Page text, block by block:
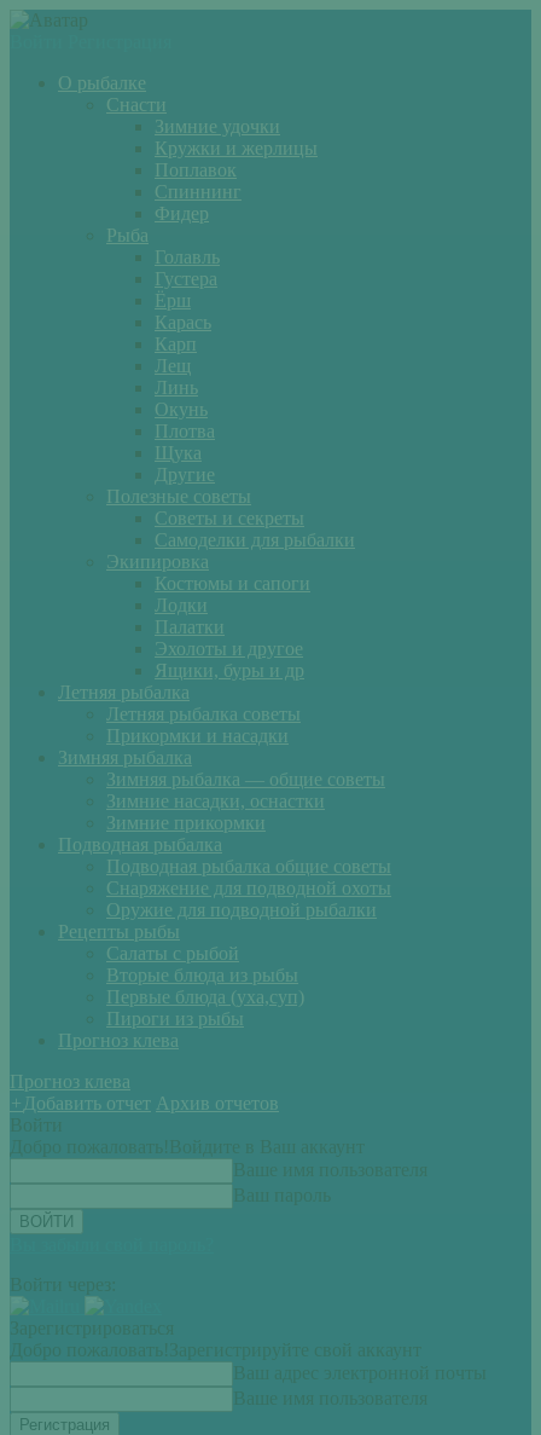
О рыбалке
Снасти
Зимние удочки
Кружки и жерлицы
Поплавок
Спиннинг
Фидер
Рыба
Голавль
Густера
Ёрш
Карась
Карп
Лещ
Линь
Окунь
Плотва
Щука
Другие
Полезные советы
Советы и секреты
Самоделки для рыбалки
Экипировка
Костюмы и сапоги
Лодки
Палатки
Эхолоты и другое
Ящики, буры и др
Летняя рыбалка
Летняя рыбалка советы
Прикормки и насадки
Зимняя рыбалка
Зимняя рыбалка — общие советы
Зимние насадки, оснастки
Зимние прикормки
Подводная рыбалка
Подводная рыбалка общие советы
Снаряжение для подводной охоты
Оружие для подводной рыбалки
Рецепты рыбы
Салаты с рыбой
Вторые блюда из рыбы
Первые блюда (уха,суп)
Пироги из рыбы
Прогноз клева
Прогноз клева
+ Добавить отчет Архив отчетов
Войти
Добро пожаловать! Войдите в Ваш аккаунт
Ваше имя пользователя
Ваш пароль
Войти через:
Зарегистрироваться
Добро пожаловать! Зарегистрируйте свой аккаунт
Ваш адрес электронной почты
Ваше имя пользователя